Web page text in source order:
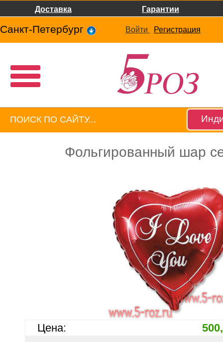
Доставка Гарантии
Санкт-Петербург Войти Регистрация
Фольгированный шар
Цена: